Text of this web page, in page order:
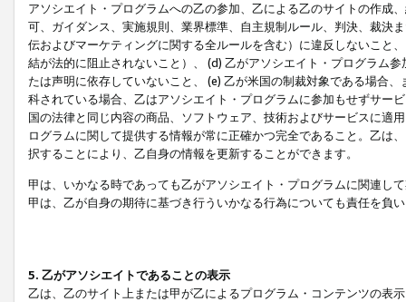
アソシエイト・プログラムへの乙の参加、乙による乙のサイトの作成
可、ガイダンス、実施規則、業界標準、自主規制ルール、判決、裁決
伝およびマーケティングに関する全ルールを含む）に違反しないこと
結が法的に阻止されないこと）、 (d) 乙がアソシエイト・プログラム
たは声明に依存していないこと、 (e) 乙が米国の制裁対象である場合
科されている場合、乙はアソシエイト・プログラムに参加もせずサー
国の法律と同じ内容の商品、ソフトウェア、技術およびサービスに適
ログラムに関して提供する情報が常に正確かつ完全であること。乙は
択することにより、乙自身の情報を更新することができます。
甲は、いかなる時であっても乙がアソシエイト・プログラムに関連し
甲は、乙が自身の期待に基づき行ういかなる行為についても責任を負
5. 乙がアソシエイトであることの表示
乙は、乙のサイト上または甲が乙によるプログラム・コンテンツの表